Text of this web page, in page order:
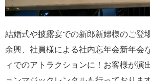
結婚式や披露宴での新郎新婦様のご登
余興、社員様による社内忘年会新年会
ィでのアトラクションに！お客様が演